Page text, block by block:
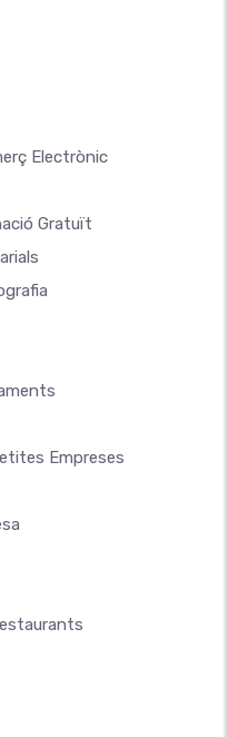
Electrònic
Gratuït
Empreses